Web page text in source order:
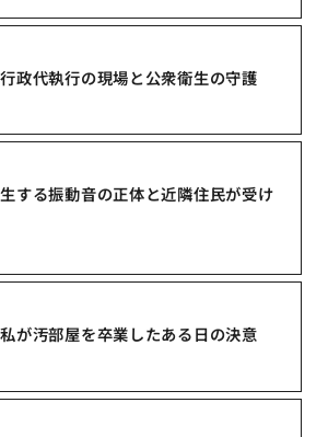
政代執行の現場と公衆衛生の守護
する振動音の正体と近隣住民が受け
が汚部屋を卒業したある日の決意